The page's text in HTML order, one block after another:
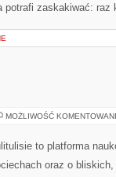
potrafi zaskakiwać:
MOŻLIWOŚĆ
to platforma
oraz o